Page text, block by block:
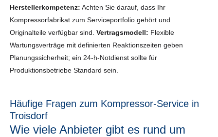
Herstellerkompetenz: Achten Sie darauf, dass Ihr
Kompressorfabrikat zum Serviceportfolio gehört und
Originalteile verfügbar sind. Vertragsmodell: Flexible
Wartungsverträge mit definierten Reaktionszeiten geben
Planungssicherheit; ein 24-h-Notdienst sollte für
Produktionsbetriebe Standard sein.
Häufige Fragen zum Kompressor-Service in
Troisdorf
Wie viele Anbieter gibt es rund um